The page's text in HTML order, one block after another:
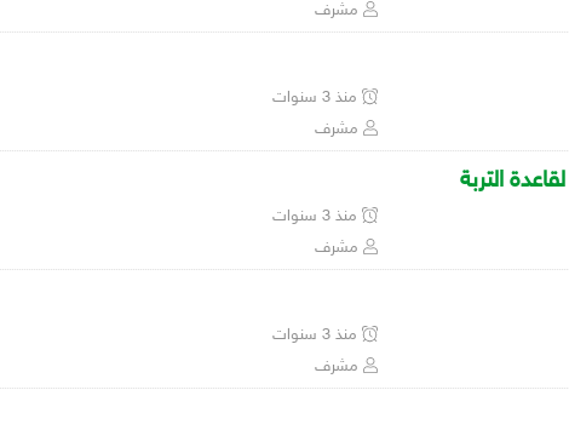
مشرف
منذ 3 سنوات
مشرف
منذ 3 سنوات
مشرف
منذ 3 سنوات
مشرف